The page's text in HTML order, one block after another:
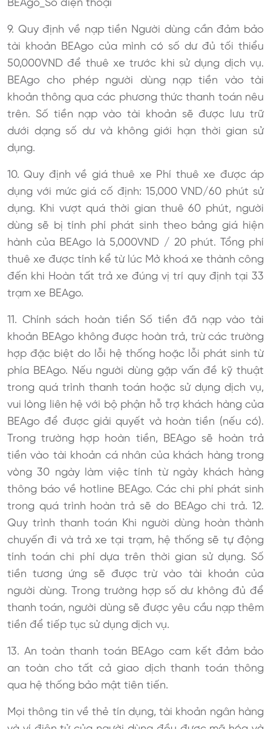
BEAgo_Số điện thoại
9. Quy định về nạp tiền Người dùng cần đảm bảo
tài khoản BEAgo của mình có số dư đủ tối thiểu
50,000VND để thuê xe trước khi sử dụng dịch vụ.
BEAgo cho phép người dùng nạp tiền vào tài
khoản thông qua các phương thức thanh toán nêu
trên. Số tiền nạp vào tài khoản sẽ được lưu trữ
dưới dạng số dư và không giới hạn thời gian sử
dụng.
10. Quy định về giá thuê xe Phí thuê xe được áp
dụng với mức giá cố định: 15,000 VND/60 phút sử
dụng. Khi vượt quá thời gian thuê 60 phút, người
dùng sẽ bị tính phí phát sinh theo bảng giá hiện
hành của BEAgo là 5,000VND / 20 phút. Tổng phí
thuê xe được tính kể từ lúc Mở khoá xe thành công
đến khi Hoàn tất trả xe đúng vị trí quy định tại 33
trạm xe BEAgo.
11. Chính sách hoàn tiền Số tiền đã nạp vào tài
khoản BEAgo không được hoàn trả, trừ các trường
hợp đặc biệt do lỗi hệ thống hoặc lỗi phát sinh từ
phía BEAgo. Nếu người dùng gặp vấn đề kỹ thuật
trong quá trình thanh toán hoặc sử dụng dịch vụ,
vui lòng liên hệ với bộ phận hỗ trợ khách hàng của
BEAgo để được giải quyết và hoàn tiền (nếu có).
Trong trường hợp hoàn tiền, BEAgo sẽ hoàn trả
tiền vào tài khoản cá nhân của khách hàng trong
vòng 30 ngày làm việc tính từ ngày khách hàng
thông báo về hotline BEAgo. Các chi phí phát sinh
trong quá trình hoàn trả sẽ do BEAgo chi trả. 12.
Quy trình thanh toán Khi người dùng hoàn thành
chuyến đi và trả xe tại trạm, hệ thống sẽ tự động
tính toán chi phí dựa trên thời gian sử dụng. Số
tiền tương ứng sẽ được trừ vào tài khoản của
người dùng. Trong trường hợp số dư không đủ để
thanh toán, người dùng sẽ được yêu cầu nạp thêm
tiền để tiếp tục sử dụng dịch vụ.
13. An toàn thanh toán BEAgo cam kết đảm bảo
an toàn cho tất cả giao dịch thanh toán thông
qua hệ thống bảo mật tiên tiến.
Mọi thông tin về thẻ tín dụng, tài khoản ngân hàng